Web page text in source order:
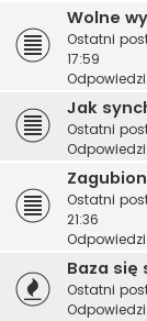
Wolne
Ostatni
17:59
Odpowiedzi:
Jak
Ostatni
Odpowiedzi:
Ostatni
21:36
Odpowiedzi:
Baza się
Ostatni
Odpowiedzi: